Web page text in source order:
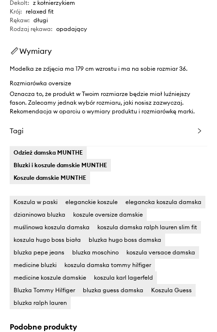
Dekolt: z kołnierzykiem
Krój: relaxed fit
Rękaw: długi
Rodzaj rękawa: opadający
Wymiary
Modelka ze zdjęcia ma 179 cm wzrostu i ma na sobie rozmiar 36.
Rozmiarówka oversize
Oznacza to, że produkt w Twoim rozmiarze będzie miał luźniejszy
fason. Zalecamy jednak wybór rozmiaru, jaki nosisz zazwyczaj.
Rekomendacja w oparciu o wymiary produktu i rozmiarówkę marki.
Tagi
Odzież damska MUNTHE
Bluzki i koszule damskie MUNTHE
Koszule damskie MUNTHE
Koszula w paski eleganckie koszule
elegancka koszula damska
dzianinowa bluzka
koszule oversize damskie
muślinowa koszula damska
koszula damska ralph lauren slim fit
koszula hugo boss biała
bluzka hugo boss damska
bluzka pepe jeans
bluzka moschino
koszula versace damska
medicine bluzki
koszula damska tommy hilfiger
medicine koszule damskie
koszula karl lagerfeld
Bluzka Tommy Hilfiger
bluzka guess damska
Koszula Guess
bluzka ralph lauren
Podobne produkty